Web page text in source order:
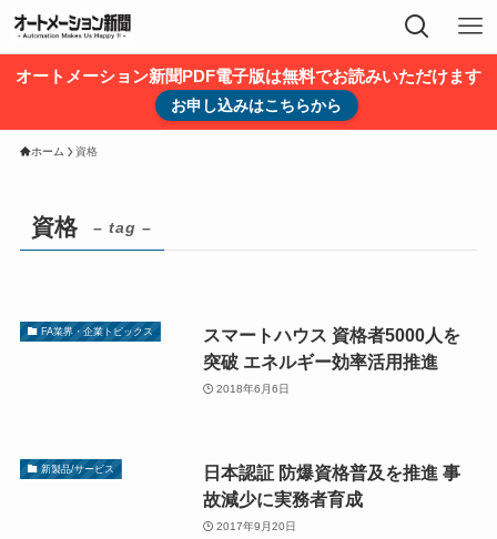
オートメーション新聞PDF電子版は無料でお読みいただけます
お申し込みはこちらから
ホーム 資格
資格 – tag –
FA業界・企業トピックス
スマートハウス 資格者5000人を
突破 エネルギー効率活用推進
2018年6月6日
新製品/サービス
日本認証 防爆資格普及を推進 事
故減少に実務者育成
2017年9月20日